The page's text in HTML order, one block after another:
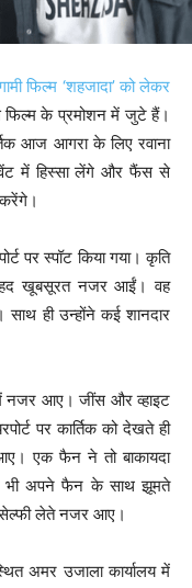
फिल्म ‘शहजादा’ को लेकर
फिल्म के प्रमोशन में जुटे हैं।
आज आगरा के लिए रवाना
में हिस्सा लेंगे और फैंस से
पर स्पॉट किया गया। कृति
खूबसूरत नजर आईं। वह
ही उन्होंने कई शानदार
में नजर आए। जींस और व्हाइट
पर कार्तिक को देखते ही
एक फैन ने तो बाकायदा
भी अपने फैन के साथ झूमते
लेते नजर आए।
अमर उजाला कार्यालय में